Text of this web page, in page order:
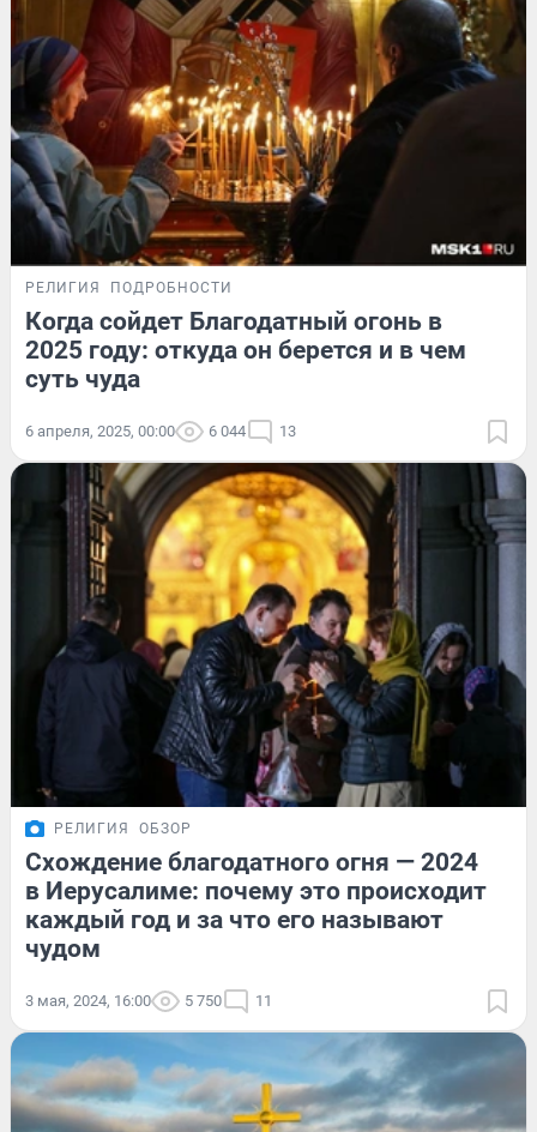
РЕЛИГИЯ ПОДРОБНОСТИ
Когда сойдет Благодатный огонь в
2025 году: откуда он берется и в чем
суть чуда
6 апреля, 2025, 00:00 6 044 13
РЕЛИГИЯ ОБЗОР
Схождение благодатного огня — 2024
в Иерусалиме: почему это происходит
каждый год и за что его называют
чудом
3 мая, 2024, 16:00 5 750 11